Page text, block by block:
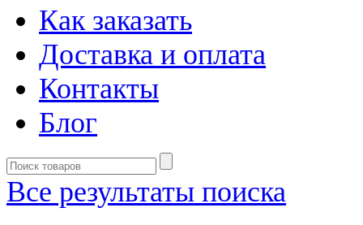
Как заказать
Доставка и оплата
Контакты
Блог
Все результаты поиска